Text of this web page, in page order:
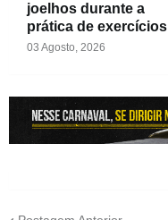
joelhos durante a
prática de exercícios
03 Agosto, 2026